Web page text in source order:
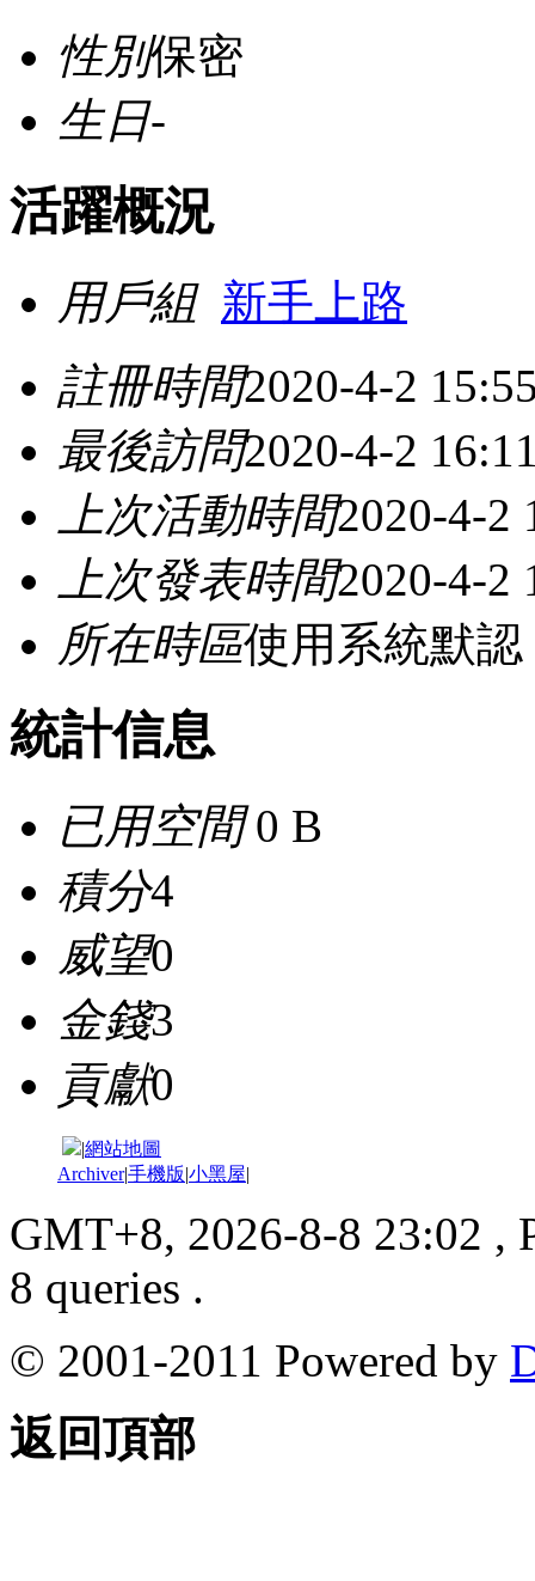
性別保密
生日-
活躍概況
用戶組 新手上路
註冊時間2020-4-2
最後訪問2020-4-2
上次活動時間2020-4-2
上次發表時間2020-4-2
所在時區使用系統默認
統計信息
已用空間0 B
積分4
威望0
金錢3
貢獻0
|網站地圖
Archiver|手機版|小黑屋|
GMT+8, 2026-8-8 23:02 ,
8 queries .
© 2001-2011 Powered by
返回頂部